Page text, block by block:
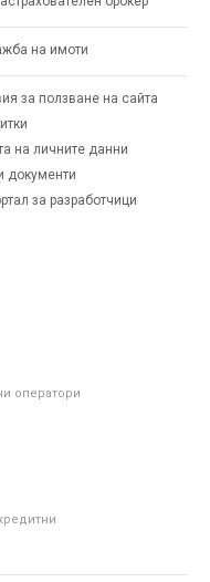
на имоти
за ползване на сайта
на личните данни
документи
за разработчици
оператори